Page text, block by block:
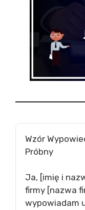
Wzór
Próbny
Ja, [imię i
firmy [nazwa
wypowiadam